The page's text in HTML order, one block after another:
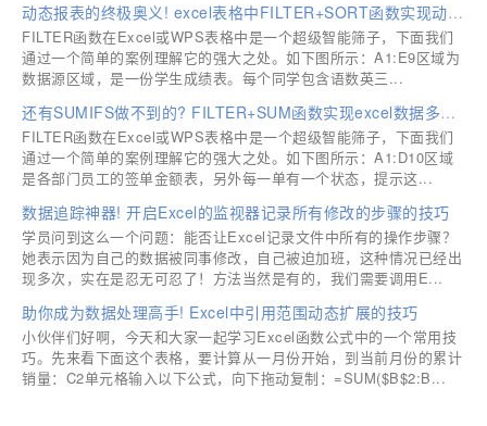
动态报表的终极奥义! excel表格中FILTER+SORT函数实现动态排序筛选的技巧
FILTER函数在Excel或WPS表格中是一个超级智能筛子，下面我们
通过一个简单的案例理解它的强大之处。如下图所示：A1:E9区域为
数据源区域，是一份学生成绩表。每个同学包含语数英三...
还有SUMIFS做不到的? FILTER+SUM函数实现excel数据多条件求和的技巧
FILTER函数在Excel或WPS表格中是一个超级智能筛子，下面我们
通过一个简单的案例理解它的强大之处。如下图所示：A1:D10区域
是各部门员工的签单金额表，另外每一单有一个状态，提示这...
数据追踪神器! 开启Excel的监视器记录所有修改的步骤的技巧
学员问到这么一个问题：能否让Excel记录文件中所有的操作步骤？
她表示因为自己的数据被同事修改，自己被迫加班，这种情况已经出
现多次，实在是忍无可忍了！方法当然是有的，我们需要调用E...
助你成为数据处理高手! Excel中引用范围动态扩展的技巧
小伙伴们好啊，今天和大家一起学习Excel函数公式中的一个常用技
巧。先来看下面这个表格，要计算从一月份开始，到当前月份的累计
销量：C2单元格输入以下公式，向下拖动复制：=SUM($B$2:B...